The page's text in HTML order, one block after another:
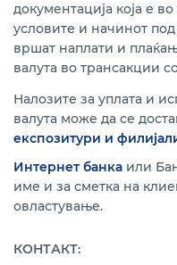
документација која е
условите и начинот
вршат наплати и
валута во трансакции
Налозите за уплата и
валута може да се
експозитури и
Интернет банка или
име и за сметка на
овластување.
КОНТАКТ: